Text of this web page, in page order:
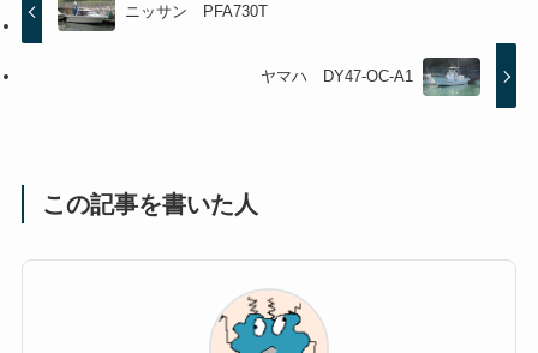
ニッサン PFA730T
ヤマハ DY47-OC-A1
この記事を書いた人